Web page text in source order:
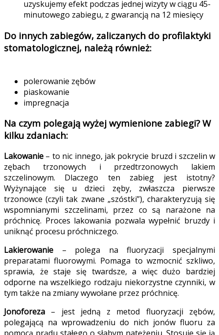
uzyskujemy efekt podczas jednej wizyty w ciągu 45-
minutowego zabiegu, z gwarancją na 12 miesięcy
Do innych zabiegów, zaliczanych do profilaktyki
stomatologicznej, należą również:
polerowanie zębów
piaskowanie
impregnacja
Na czym polegają wyżej wymienione zabiegi? W
kilku zdaniach:
Lakowanie – to nic innego, jak pokrycie bruzd i szczelin w
zębach trzonowych i przedtrzonowych lakiem
szczelinowym. Dlaczego ten zabieg jest istotny?
Wyżynające się u dzieci zęby, zwłaszcza pierwsze
trzonowce (czyli tak zwane „szóstki”), charakteryzują się
wspomnianymi szczelinami, przez co są narażone na
próchnicę. Proces lakowania pozwala wypełnić bruzdy i
uniknąć procesu próchniczego.
Lakierowanie – polega na fluoryzacji specjalnymi
preparatami fluorowymi. Pomaga to wzmocnić szkliwo,
sprawia, że staje się twardsze, a więc dużo bardziej
odporne na wszelkiego rodzaju niekorzystne czynniki, w
tym także na zmiany wywołane przez próchnicę.
Jonoforeza – jest jedną z metod fluoryzacji zębów,
polegającą na wprowadzeniu do nich jonów fluoru za